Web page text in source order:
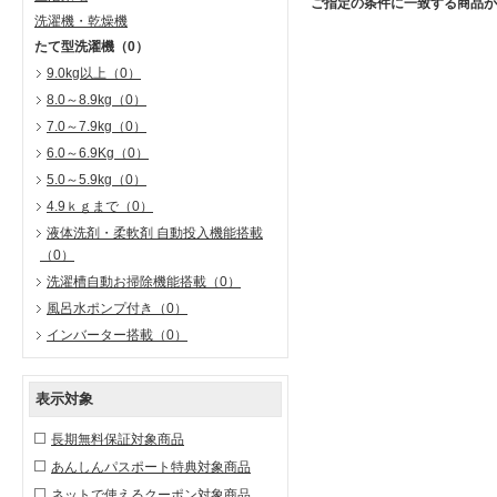
洗濯機・乾燥機
たて型洗濯機 （0）
9.0kg以上 （0）
8.0～8.9kg （0）
7.0～7.9kg （0）
6.0～6.9Kg （0）
5.0～5.9kg （0）
4.9ｋｇまで （0）
液体洗剤・柔軟剤 自動投入機能搭載
（0）
洗濯槽自動お掃除機能搭載 （0）
風呂水ポンプ付き
（0）
インバーター搭載 （0）
表示対象
長期無料保証対象商品
あんしんパスポート特典対象商品
ご指定の条件に一致する商品